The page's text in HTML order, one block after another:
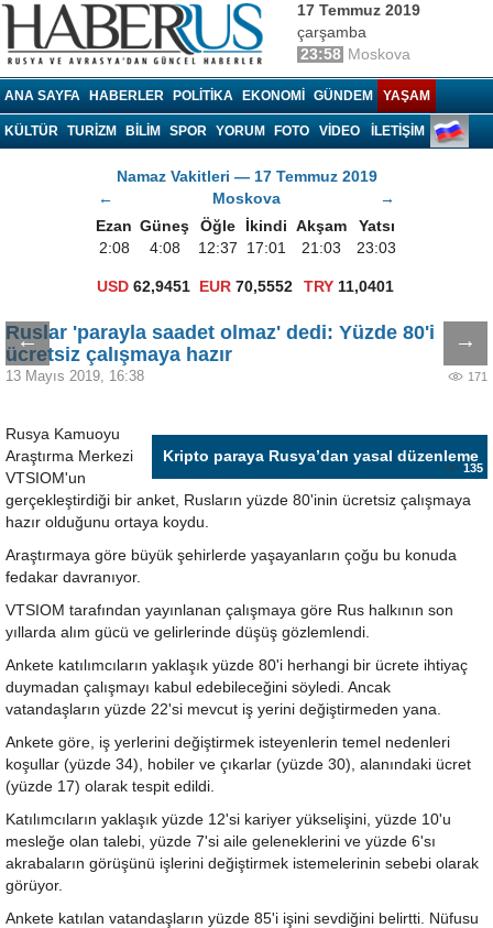
Haberrus.com
17 Temmuz 2019
çarşamba
23:58 Moskova
ANA SAYFA HABERLER POLITIKA EKONOMI GÜNDEM YAŞAM
KÜLTÜR TURIZM BILIM SPOR YORUM FOTO VIDEO İLETİŞİM
Namaz Vakitleri — 17 Temmuz 2019
←
Moskova
→
Ezan Güneş Öğle İkindi Akşam
Yatsı
2:08
4:08 12:37 17:01 21:03 23:03
USD 62,9451 EUR 70,5552 TRY 11,0401
← →
Ruslar 'parayla saadet olmaz' dedi: Yüzde 80'i
ücretsiz çalışmaya hazır
13 Mayıs 2019, 16:38 171
Kripto paraya Rusya’dan yasal düzenleme
135
Rusya Kamuoyu
Araştırma Merkezi
VTSIOM'un
gerçekleştirdiği bir anket, Rusların yüzde 80'inin ücretsiz çalışmaya
hazır olduğunu ortaya koydu.
Araştırmaya göre büyük şehirlerde yaşayanların çoğu bu konuda
fedakar davranıyor.
VTSIOM tarafından yayınlanan çalışmaya göre Rus halkının son
yıllarda alım gücü ve gelirlerinde düşüş gözlemlendi.
Ankete katılımcıların yaklaşık yüzde 80'i herhangi bir ücrete ihtiyaç
duymadan çalışmayı kabul edebileceğini söyledi. Ancak
vatandaşların yüzde 22'si mevcut iş yerini değiştirmeden yana.
Ankete göre, iş yerlerini değiştirmek isteyenlerin temel nedenleri
koşullar (yüzde 34), hobiler ve çıkarlar (yüzde 30), alanındaki ücret
(yüzde 17) olarak tespit edildi.
Katılımcıların yaklaşık yüzde 12'si kariyer yükselişini, yüzde 10'u
mesleğe olan talebi, yüzde 7'si aile geleneklerini ve yüzde 6'sı
akrabaların görüşünü işlerini değiştirmek istemelerinin sebebi olarak
görüyor.
Ankete katılan vatandaşların yüzde 85'i işini sevdiğini belirtti. Nüfusu